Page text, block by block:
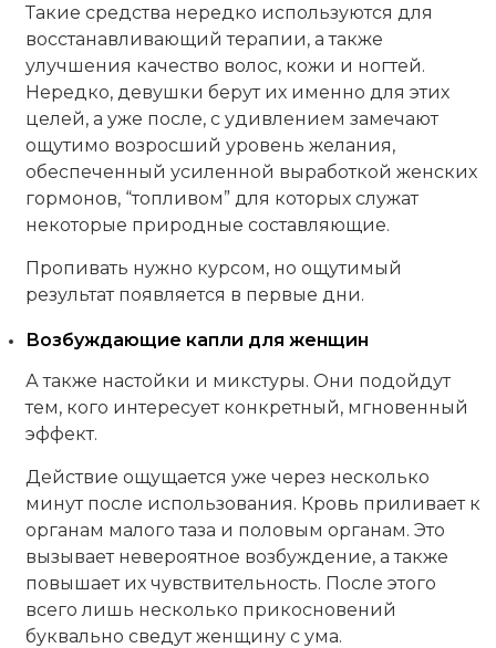
Такие средства нередко используются для
восстанавливающий терапии, а также
улучшения качество волос, кожи и ногтей.
Нередко, девушки берут их именно для этих
целей, а уже после, с удивлением замечают
ощутимо возросший уровень желания,
обеспеченный усиленной выработкой женских
гормонов, “топливом” для которых служат
некоторые природные составляющие.
Пропивать нужно курсом, но ощутимый
результат появляется в первые дни.
Возбуждающие капли для женщин
А также настойки и микстуры. Они подойдут
тем, кого интересует конкретный, мгновенный
эффект.
Действие ощущается уже через несколько
минут после использования. Кровь приливает к
органам малого таза и половым органам. Это
вызывает невероятное возбуждение, а также
повышает их чувствительность. После этого
всего лишь несколько прикосновений
буквально сведут женщину с ума.